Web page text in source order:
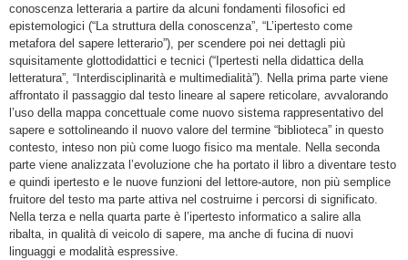
conoscenza letteraria a partire da alcuni fondamenti filosofici ed
epistemologici (“La struttura della conoscenza”, “L’ipertesto come
metafora del sapere letterario”), per scendere poi nei dettagli più
squisitamente glottodidattici e tecnici (“Ipertesti nella didattica della
letteratura”, “Interdisciplinarità e multimedialità”). Nella prima parte viene
affrontato il passaggio dal testo lineare al sapere reticolare, avvalorando
l’uso della mappa concettuale come nuovo sistema rappresentativo del
sapere e sottolineando il nuovo valore del termine “biblioteca” in questo
contesto, inteso non più come luogo fisico ma mentale. Nella seconda
parte viene analizzata l’evoluzione che ha portato il libro a diventare testo
e quindi ipertesto e le nuove funzioni del lettore-autore, non più semplice
fruitore del testo ma parte attiva nel costruirne i percorsi di significato.
Nella terza e nella quarta parte è l’ipertesto informatico a salire alla
ribalta, in qualità di veicolo di sapere, ma anche di fucina di nuovi
linguaggi e modalità espressive.